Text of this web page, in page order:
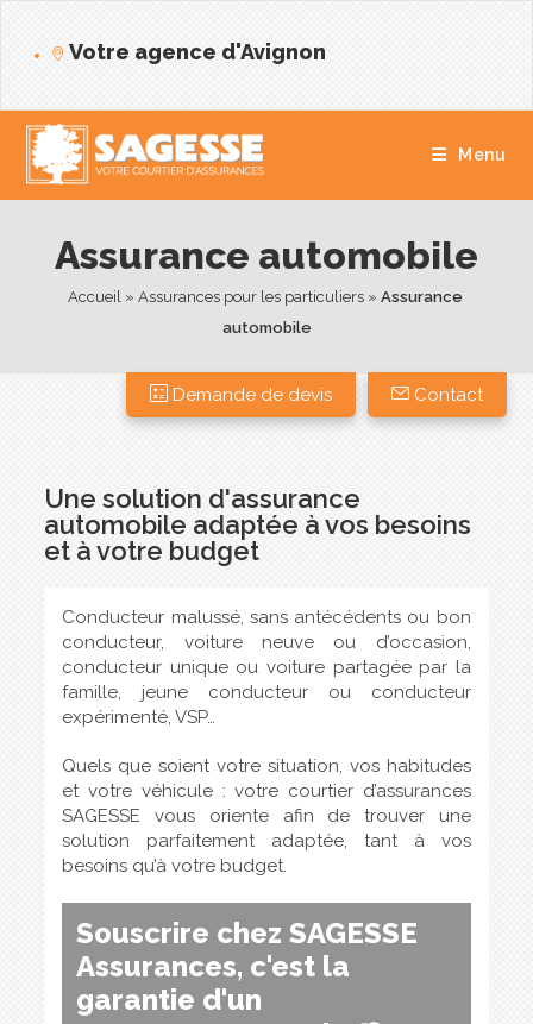
Votre agence d'Avignon
Menu
Assurance automobile
Accueil » Assurances pour les particuliers » Assurance
automobile
Demande de devis Contact
Une solution d'assurance
automobile adaptée à vos besoins
et à votre budget
Conducteur malussé, sans antécédents ou bon
conducteur, voiture neuve ou d’occasion,
conducteur unique ou voiture partagée par la
famille, jeune conducteur ou conducteur
expérimenté, VSP…
Quels que soient votre situation, vos habitudes
et votre véhicule : votre courtier d’assurances
SAGESSE vous oriente afin de trouver une
solution parfaitement adaptée, tant à vos
besoins qu’à votre budget.
Souscrire chez SAGESSE
Assurances, c'est la
garantie d'un